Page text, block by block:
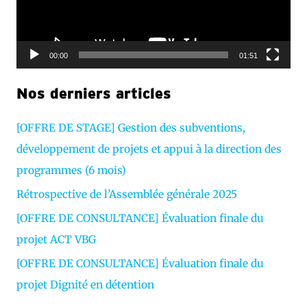
v
é
o
00:00 01:51
Nos derniers articles
[OFFRE DE STAGE] Gestion des subventions,
développement de projets et appui à la direction des
programmes (6 mois)
Rétrospective de l’Assemblée générale 2025
[OFFRE DE CONSULTANCE] Évaluation finale du
projet ACT VBG
[OFFRE DE CONSULTANCE] Évaluation finale du
projet Dignité en détention